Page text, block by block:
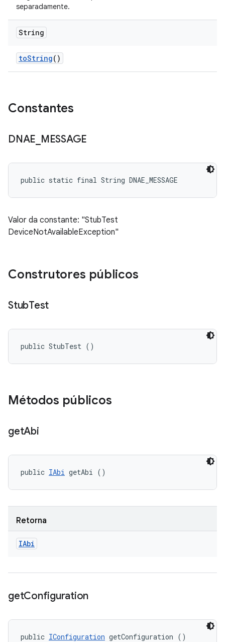
separadamente.
String
toString()
Constantes
DNAE MESSAGE
public static final String DNAE_MESSAGE
Valor da constante: "StubTest
DeviceNotAvailableException"
Construtores públicos
StubTest
public StubTest ()
Métodos públicos
getAbi
public IAbi getAbi ()
Retorna
IAbi
getConfiguration
public IConfiguration getConfiguration ()